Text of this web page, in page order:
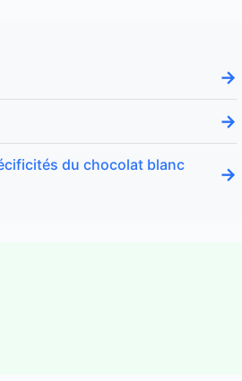
→
→
du chocolat blanc
→